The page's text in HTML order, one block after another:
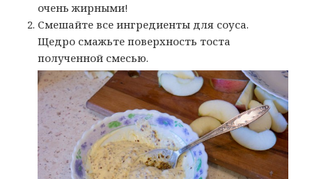
очень жирными!
Смешайте все ингредиенты для соуса.
Щедро смажьте поверхность тоста
полученной смесью.